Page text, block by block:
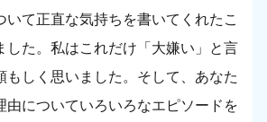
いて正直な気持ちを書いてくれたこ
した。私はこれだけ「大嫌い」と言
もしく思いました。そして、あなた
由についていろいろなエピソードを